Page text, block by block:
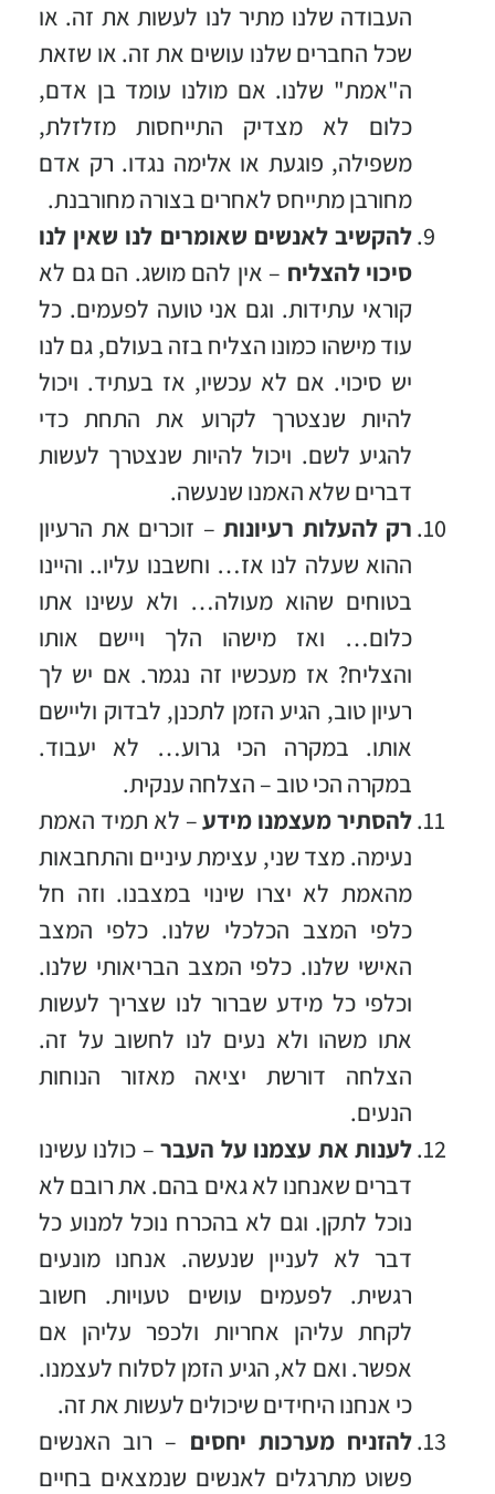
העבודה שלנו מתיר לנו לעשות את זה. או
שכל החברים שלנו עושים את זה. או שזאת
ה"אמת" שלנו. אם מולנו עומד בן אדם,
כלום לא מצדיק התייחסות מזלזלת,
משפילה, פוגעת או אלימה נגדו. רק אדם
מחורבן מתייחס לאחרים בצורה מחורבנת.
להקשיב לאנשים שאומרים לנו שאין לנו
סיכוי להצליח – אין להם מושג. הם גם לא
קוראי עתידות. וגם אני טועה לפעמים. כל
עוד מישהו כמונו הצליח בזה בעולם, גם לנו
יש סיכוי. אם לא עכשיו, אז בעתיד. ויכול
להיות שנצטרך לקרוע את התחת כדי
להגיע לשם. ויכול להיות שנצטרך לעשות
דברים שלא האמנו שנעשה.
רק להעלות רעיונות – זוכרים את הרעיון
ההוא שעלה לנו אז… וחשבנו עליו.. והיינו
בטוחים שהוא מעולה… ולא עשינו אתו
כלום… ואז מישהו הלך ויישם אותו
והצליח? אז מעכשיו זה נגמר. אם יש לך
רעיון טוב, הגיע הזמן לתכנן, לבדוק וליישם
אותו. במקרה הכי גרוע… לא יעבוד.
במקרה הכי טוב – הצלחה ענקית.
להסתיר מעצמנו מידע– לא תמיד האמת
נעימה. מצד שני, עצימת עיניים והתחבאות
מהאמת לא יצרו שינוי במצבנו. וזה חל
כלפי המצב הכלכלי שלנו. כלפי המצב
האישי שלנו. כלפי המצב הבריאותי שלנו.
וכלפי כל מידע שברור לנו שצריך לעשות
אתו משהו ולא נעים לנו לחשוב על זה.
הצלחה דורשת יציאה מאזור הנוחות
הנעים.
לענות את עצמנו על העבר– כולנו עשינו
דברים שאנחנו לא גאים בהם. את רובם לא
נוכל לתקן. וגם לא בהכרח נוכל למנוע כל
דבר לא לעניין שנעשה. אנחנו מונעים
רגשית. לפעמים עושים טעויות. חשוב
לקחת עליהן אחריות ולכפר עליהן אם
אפשר. ואם לא, הגיע הזמן לסלוח לעצמנו.
כי אנחנו היחידים שיכולים לעשות את זה.
להזניח מערכות יחסים – רוב האנשים
פשוט מתרגלים לאנשים שנמצאים בחיים